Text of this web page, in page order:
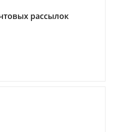
рассылок